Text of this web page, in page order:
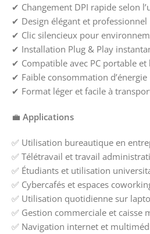
✔ Changement DPI rapide selon
✔ Design élégant et professionnel
✔ Clic silencieux pour
✔ Installation Plug & Play
✔ Compatible avec PC portable et
✔ Faible consommation d’énergie
✔ Format léger et facile à
💼 Applications
✅ Utilisation bureautique en
✅ Télétravail et travail
✅ Étudiants et utilisation
✅ Cybercafés et espaces
✅ Utilisation quotidienne sur
✅ Gestion commerciale et caisse
✅ Navigation internet et